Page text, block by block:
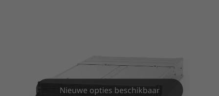
Nieuwe opties beschikbaar